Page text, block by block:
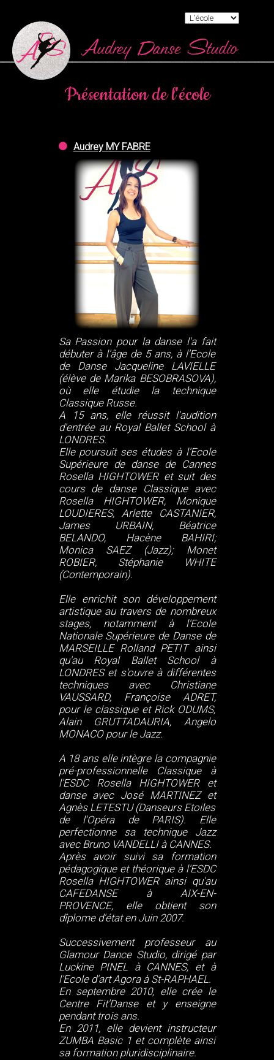
Présentation de l'école
Audrey MY FABRE
Sa Passion pour la danse l'a fait
débuter à l'âge de 5 ans, à l'Ecole
de Danse Jacqueline LAVIELLE
(élève de Marika BESOBRASOVA),
où elle étudie la technique
Classique Russe.
A 15 ans, elle réussit l'audition
d'entrée au Royal Ballet School à
LONDRES.
Elle poursuit ses études à l'Ecole
Supérieure de danse de Cannes
Rosella HIGHTOWER et suit des
cours de danse Classique avec
Rosella HIGHTOWER, Monique
LOUDIERES, Arlette CASTANIER,
James URBAIN, Béatrice
BELANDO, Hacène BAHIRI;
Monica SAEZ (Jazz); Monet
ROBIER, Stéphanie WHITE
(Contemporain).
Elle enrichit son développement
artistique au travers de nombreux
stages, notamment à l'Ecole
Nationale Supérieure de Danse de
MARSEILLE Rolland PETIT ainsi
qu'au Royal Ballet School à
LONDRES et s'ouvre à différentes
techniques avec Christiane
VAUSSARD, Françoise ADRET,
pour le classique et Rick ODUMS,
Alain GRUTTADAURIA, Angelo
MONACO pour le Jazz.
A 18 ans elle intègre la compagnie
pré-professionnelle Classique à
l'ESDC Rosella HIGHTOWER et
danse avec José MARTINEZ et
Agnès LETESTU (Danseurs Etoiles
de l'Opéra de PARIS). Elle
perfectionne sa technique Jazz
avec Bruno VANDELLI à CANNES.
Après avoir suivi sa formation
pédagogique et théorique à l'ESDC
Rosella HIGHTOWER ainsi qu'au
CAFEDANSE à AIX-EN-
PROVENCE, elle obtient son
dîplome d'état en Juin 2007.
Successivement professeur au
Glamour Dance Studio, dirigé par
Luckine PINEL à CANNES, et à
l'Ecole d'art Agora à St-RAPHAEL.
En septembre 2010, elle crée le
Centre Fit'Danse et y enseigne
pendant trois ans.
En 2011, elle devient instructeur
ZUMBA Basic 1 et complète ainsi
sa formation pluridisciplinaire.